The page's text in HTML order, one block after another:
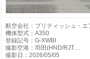
航空会社：ブリティッシュ・
機体型式：A350
登録記号：G-XWBI
撮影空港：羽田(HND/RJT…
撮影日：2026/05/05